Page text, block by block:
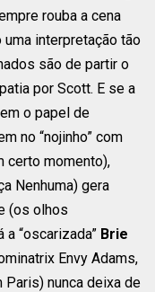
rouba a cena
uma interpretação tão
são de partir o
por Scott. E se a
o papel de
no “nojinho” com
certo momento),
Nenhuma) gera
(os olhos
“oscarizada” Brie
Envy Adams,
nunca deixa de